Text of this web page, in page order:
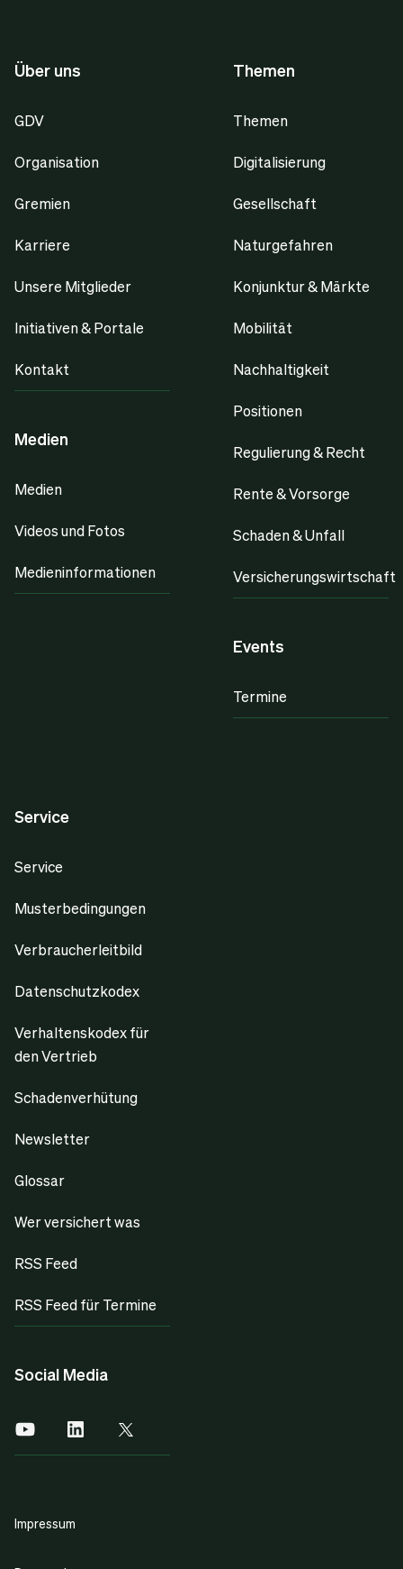
Über uns
GDV
Organisation
Gremien
Karriere
Unsere Mitglieder
Initiativen & Portale
Kontakt
Medien
Medien
Videos und Fotos
Medieninformationen
Themen
Themen
Digitalisierung
Gesellschaft
Naturgefahren
Konjunktur & Märkte
Mobilität
Nachhaltigkeit
Positionen
Regulierung & Recht
Rente & Vorsorge
Schaden & Unfall
Versicherungswirtschaft
Events
Termine
Service
Service
Musterbedingungen
Verbraucherleitbild
Datenschutzkodex
Verhaltenskodex für
den Vertrieb
Schadenverhütung
Newsletter
Glossar
Wer versichert was
RSS Feed
RSS Feed für Termine
Social Media
Impressum